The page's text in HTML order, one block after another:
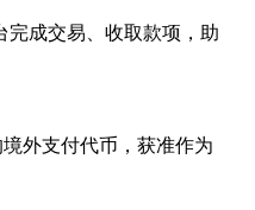
完成交易、收取款项，助
外支付代币，获准作为